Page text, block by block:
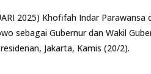
2025) Khofifah Indar
sebagai Gubernur dan Wakil
Jakarta, Kamis (20/2).